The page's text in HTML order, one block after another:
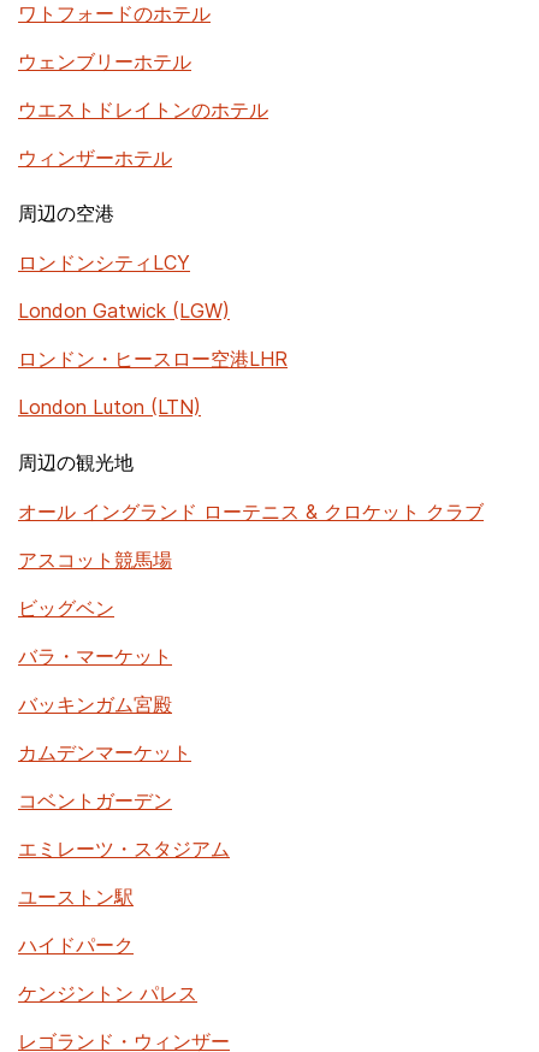
ワトフォードのホテル
ウェンブリーホテル
ウエストドレイトンのホテル
ウィンザーホテル
周辺の空港
ロンドンシティLCY
London Gatwick (LGW)
ロンドン・ヒースロー空港LHR
London Luton (LTN)
周辺の観光地
オール イングランド ローテニス & クロケット クラブ
アスコット競馬場
ビッグベン
バラ・マーケット
バッキンガム宮殿
カムデンマーケット
コベントガーデン
エミレーツ・スタジアム
ユーストン駅
ハイドパーク
ケンジントン パレス
レゴランド・ウィンザー